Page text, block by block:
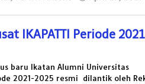
IKAPATTI Periode
baru Ikatan Alumni Universitas
2021-2025 resmi dilantik oleh